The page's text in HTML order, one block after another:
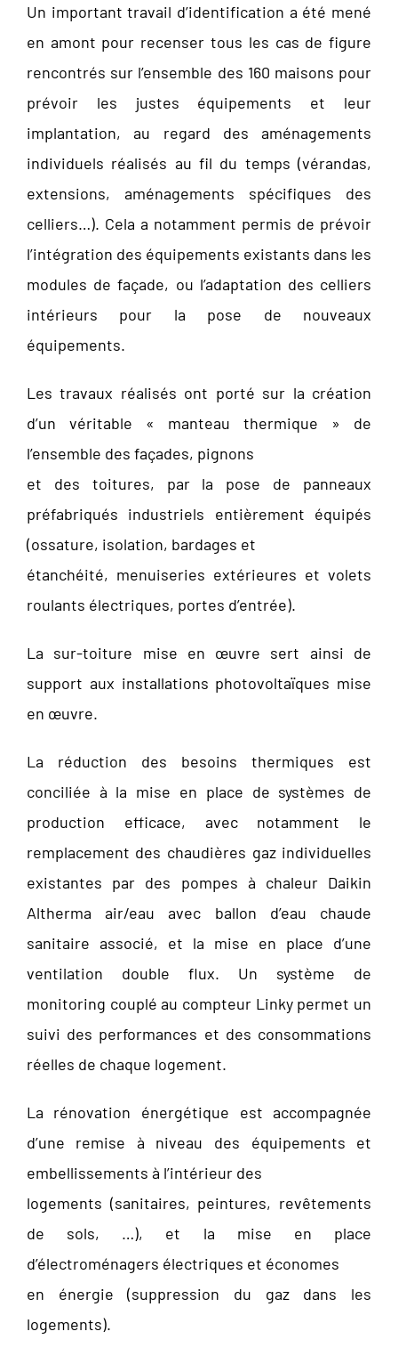
Un important travail d’identification a été mené
en amont pour recenser tous les cas de figure
rencontrés sur l’ensemble des 160 maisons pour
prévoir les justes équipements et leur
implantation, au regard des aménagements
individuels réalisés au fil du temps (vérandas,
extensions, aménagements spécifiques des
celliers…). Cela a notamment permis de prévoir
l’intégration des équipements existants dans les
modules de façade, ou l’adaptation des celliers
intérieurs pour la pose de nouveaux
équipements.
Les travaux réalisés ont porté sur la création
d’un véritable « manteau thermique » de
l’ensemble des façades, pignons
et des toitures, par la pose de panneaux
préfabriqués industriels entièrement équipés
(ossature, isolation, bardages et
étanchéité, menuiseries extérieures et volets
roulants électriques, portes d’entrée).
La sur-toiture mise en œuvre sert ainsi de
support aux installations photovoltaïques mise
en œuvre.
La réduction des besoins thermiques est
conciliée à la mise en place de systèmes de
production efficace, avec notamment le
remplacement des chaudières gaz individuelles
existantes par des pompes à chaleur Daikin
Altherma air/eau avec ballon d’eau chaude
sanitaire associé, et la mise en place d’une
ventilation double flux. Un système de
monitoring couplé au compteur Linky permet un
suivi des performances et des consommations
réelles de chaque logement.
La rénovation énergétique est accompagnée
d’une remise à niveau des équipements et
embellissements à l’intérieur des
logements (sanitaires, peintures, revêtements
de sols, …), et la mise en place
d’électroménagers électriques et économes
en énergie (suppression du gaz dans les
logements).